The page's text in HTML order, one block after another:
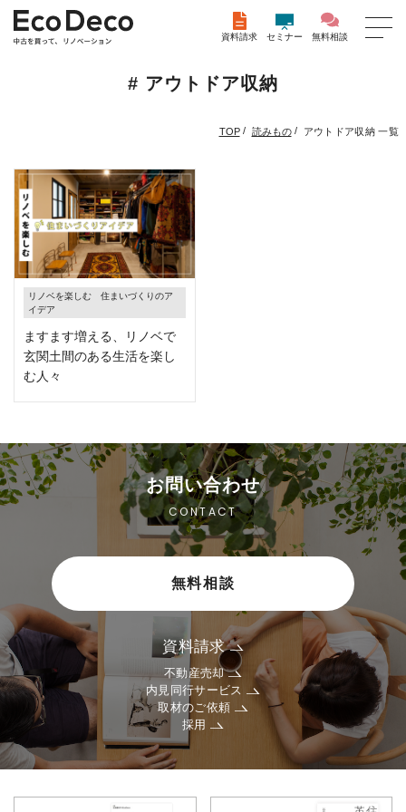
資料請求 セミナー 無料相談
# アウトドア収納
TOP/ 読みもの/ アウトドア収納 一覧
リノベを楽しむ 住まいづくりのア
イデア
ますます増える、リノベで
玄関土間のある生活を楽し
む人々
お問い合わせ
CONTACT
無料相談
資料請求
不動産売却
内見同行サービス
取材のご依頼
採用